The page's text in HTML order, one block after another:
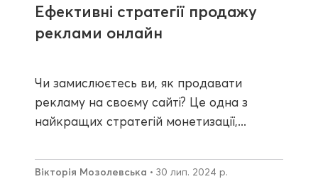
Ефективні стратегії продажу
реклами онлайн
Чи замислюєтесь ви, як продавати
рекламу на своєму сайті? Це одна з
найкращих стратегій монетизації,...
Вікторія Мозолевська • 30 лип. 2024 р.